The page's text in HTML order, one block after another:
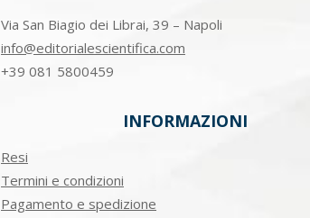
Via San Biagio dei Librai, 39 – Napoli
info@editorialescientifica.com
+39 081 5800459
INFORMAZIONI
Resi
Termini e condizioni
Pagamento e spedizione